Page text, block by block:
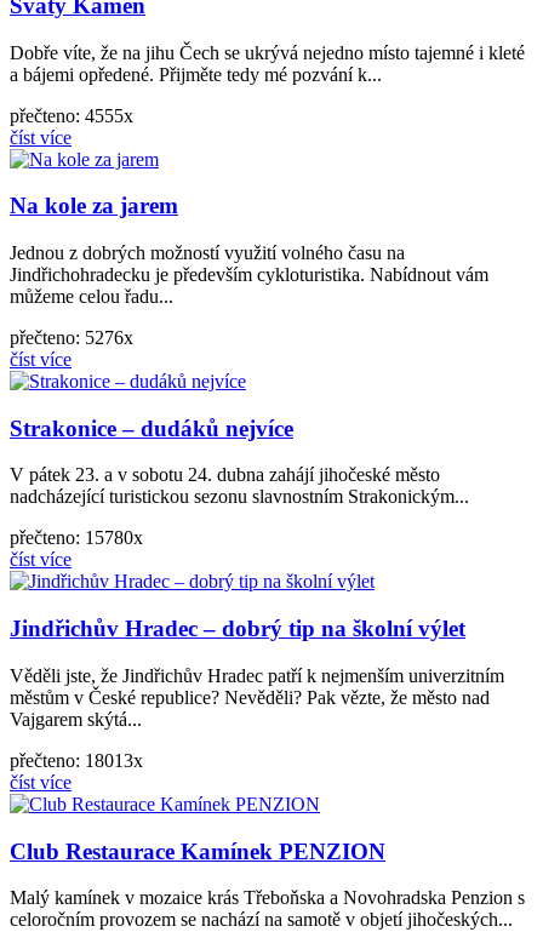
Svatý Kámen
Dobře víte, že na jihu Čech se ukrývá nejedno místo tajemné i kleté
a bájemi opředené. Přijměte tedy mé pozvání k...
přečteno: 4555x
číst více
Na kole za jarem
Jednou z dobrých možností využití volného času na
Jindřichohradecku je především cykloturistika. Nabídnout vám
můžeme celou řadu...
přečteno: 5276x
číst více
Strakonice – dudáků nejvíce
V pátek 23. a v sobotu 24. dubna zahájí jihočeské město
nadcházející turistickou sezonu slavnostním Strakonickým...
přečteno: 15780x
číst více
Jindřichův Hradec – dobrý tip na školní výlet
Věděli jste, že Jindřichův Hradec patří k nejmenším univerzitním
městům v České republice? Nevěděli? Pak vězte, že město nad
Vajgarem skýtá...
přečteno: 18013x
číst více
Club Restaurace Kamínek PENZION
Malý kamínek v mozaice krás Třeboňska a Novohradska Penzion s
celoročním provozem se nachází na samotě v objetí jihočeských...